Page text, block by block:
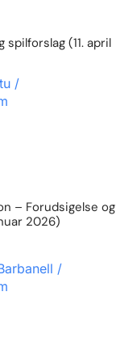
(11. april
– Forudsigelse og
2026)